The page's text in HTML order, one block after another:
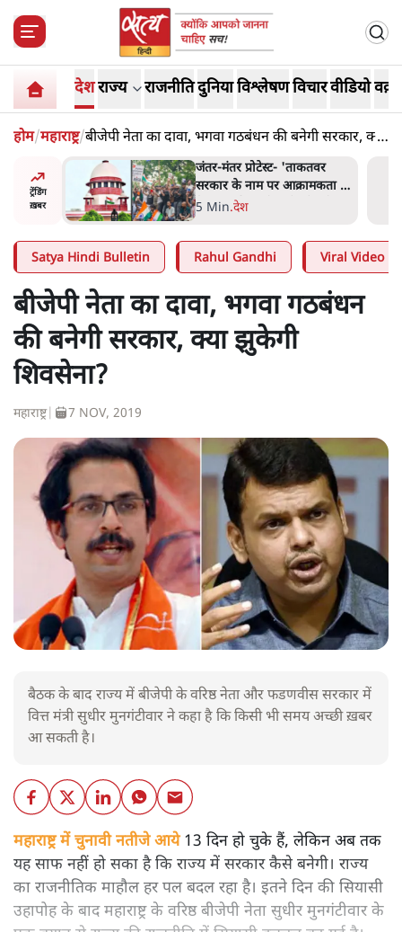
देशराज्य राजनीतिदुनियाविश्लेषणविचारवीडियो
होम/महाराष्ट्र/बीजेपी नेता का दावा, भगवा गठबंधन की बनेगी सरकार, क्या
झुकेगी शिवसेना?
ट्रेंडिंग
ख़बर
न
सुने':
जंतर मंतर प्रोटेस्ट: 'युवाओं को
प्रताड़ित किया जा रहा है, पर मोदी-
शाह में बोलने की हिम्मत नहीं'-
7 Min.देश
Satya Hindi Bulletin Rahul Gandhi Viral Video
बीजेपी नेता का दावा, भगवा गठबंधन
की बनेगी सरकार, क्या झुकेगी
शिवसेना?
महाराष्ट्र| 7 NOV, 2019
बैठक के बाद राज्य में बीजेपी के वरिष्ठ नेता और फडणवीस सरकार में
वित्त मंत्री सुधीर मुनगंटीवार ने कहा है कि किसी भी समय अच्छी ख़बर
आ सकती है।
महाराष्ट्र में चुनावी नतीजे आये13 दिन हो चुके हैं, लेकिन अब तक
यह साफ नहीं हो सका है कि राज्य में सरकार कैसे बनेगी। राज्य
का राजनीतिक माहौल हर पल बदल रहा है। इतने दिन की सियासी
उहापोह के बाद महाराष्ट्र के वरिष्ठ बीजेपी नेता सुधीर मुनगंटीवार के